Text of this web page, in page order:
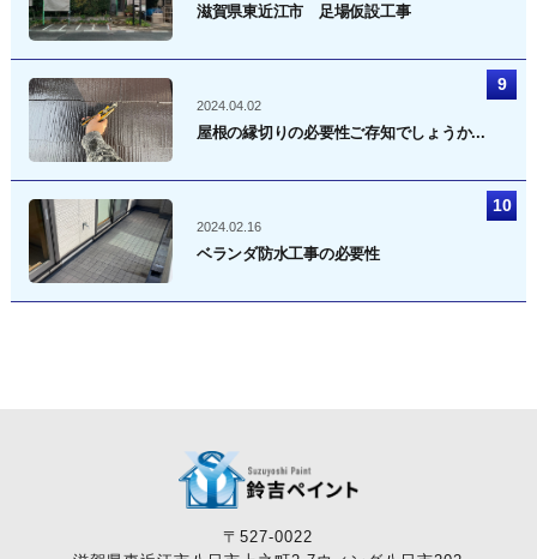
滋賀県東近江市 足場仮設工事
2024.04.02
屋根の縁切りの必要性ご存知でしょうか...
2024.02.16
ベランダ防水工事の必要性
〒527-0022